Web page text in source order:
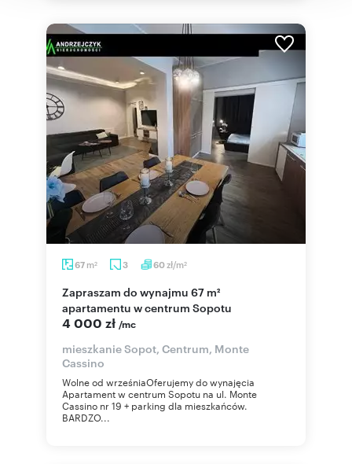
67 m2 3 60zł/m2
Zapraszam do wynajmu 67 m²
apartamentu w centrum Sopotu
4 000 zł /mc
mieszkanie Sopot, Centrum, Monte
Cassino
Wolne od wrześniaOferujemy do wynajęcia
Apartament w centrum Sopotu na ul. Monte
Cassino nr 19 + parking dla mieszkańców.
BARDZO...